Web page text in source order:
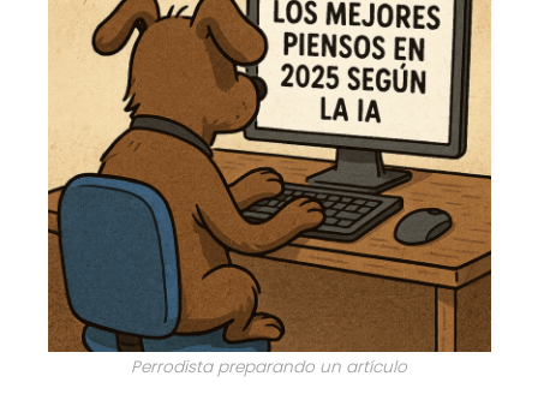
Perrodista preparando un artículo